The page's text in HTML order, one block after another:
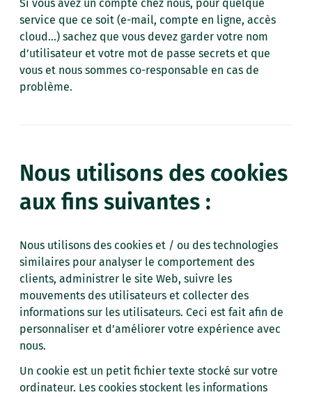
Si vous avez un compte chez nous, pour quelque
service que ce soit (e-mail, compte en ligne, accès
cloud…) sachez que vous devez garder votre nom
d’utilisateur et votre mot de passe secrets et que
vous et nous sommes co-responsable en cas de
problème.
Nous utilisons des cookies
aux fins suivantes :
Nous utilisons des cookies et / ou des technologies
similaires pour analyser le comportement des
clients, administrer le site Web, suivre les
mouvements des utilisateurs et collecter des
informations sur les utilisateurs. Ceci est fait afin de
personnaliser et d’améliorer votre expérience avec
nous.
Un cookie est un petit fichier texte stocké sur votre
ordinateur. Les cookies stockent les informations